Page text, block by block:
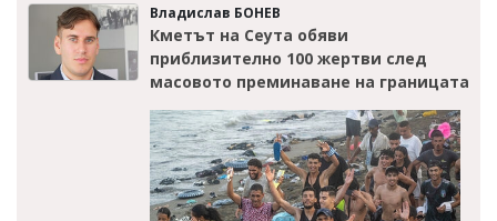
Владислав БОНЕВ
Кметът на Сеута обяви
приблизително 100 жертви след
масовото преминаване на границата